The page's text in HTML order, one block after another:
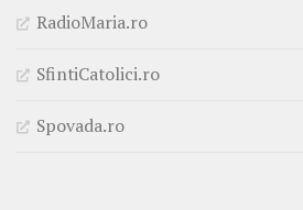
RadioMaria.ro
SfintiCatolici.ro
Spovada.ro